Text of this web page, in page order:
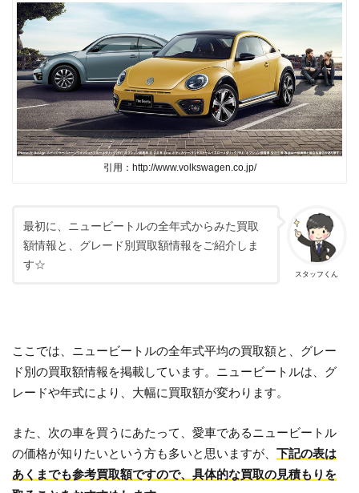
引用：http://www.volkswagen.co.jp/
スタッフくん
最初に、ニュービートルの全年式からみた買取
額情報と、グレード別買取額情報をご紹介しま
す☆
ここでは、ニュービートルの全年式平均の買取額と、グレー
ド別の買取額情報を掲載しています。ニュービートルは、グ
レードや年式により、大幅に買取額が変わります。
また、次の車を買うにあたって、愛車であるニュービートル
の価格が知りたいという方も多いと思いますが、下記の表は
あくまでも参考買取額ですので、具体的な買取の見積もりを